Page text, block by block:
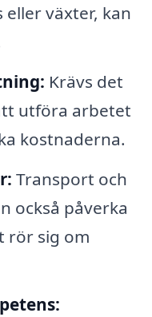
växter, kan
Krävs det
utföra arbetet
kostnaderna.
Transport och
också påverka
rör sig om